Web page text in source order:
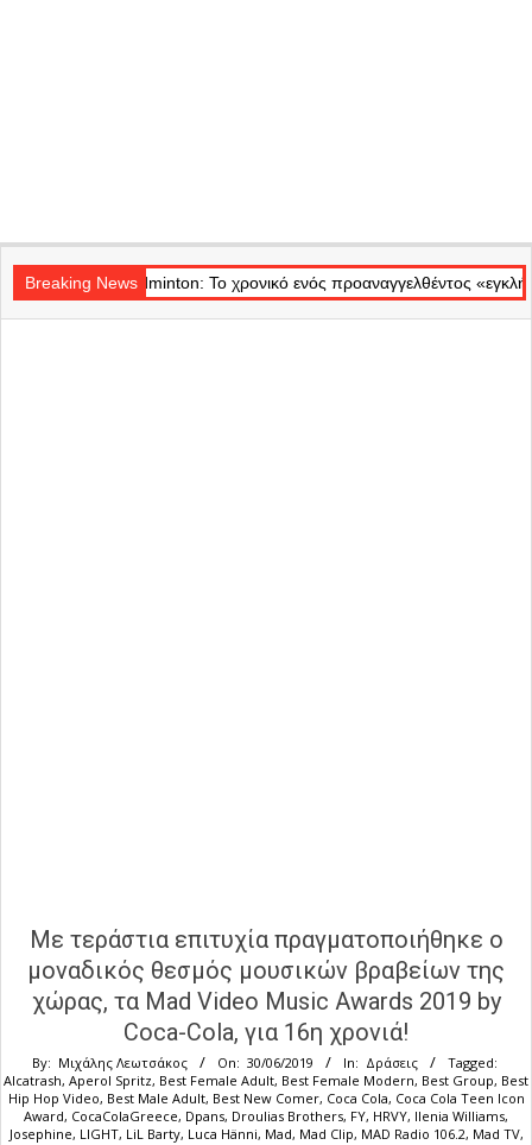
Navigation
Menu
Breaking News
Το χρονικό ενός προαναγγελθέντος «εγκλήματος» στις φλόγες
Με τεράστια επιτυχία πραγματοποιήθηκε ο
μοναδικός θεσμός μουσικών βραβείων της
χώρας, τα Mad Video Music Awards 2019 by
Coca-Cola, για 16η χρονιά!
By: Μιχάλης Λεωτσάκος On: 30/06/2019 In: Δράσεις
Tagged:
Alcatrash, Aperol Spritz, Best Female Adult, Best Female Modern, Best Group, Best
Hip Hop Video, Best Male Adult, Best New Comer, Coca Cola, Coca Cola Teen Icon
Award, CocaColaGreece, Dpans, Droulias Brothers, FY, HRVY, Ilenia Williams,
Josephine, LIGHT, LiL Barty, Luca Hänni, Mad, Mad Clip, MAD Radio 106.2, Mad TV,